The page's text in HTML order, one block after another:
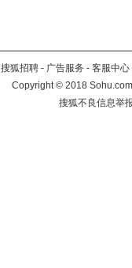
搜狐招聘 - 广告服务 - 客服中心
Copyright©2018
搜狐不良信息举